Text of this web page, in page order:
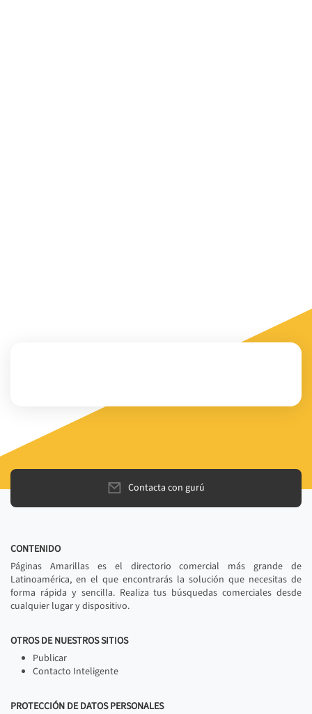
Contacta con gurú
CONTENIDO
Páginas Amarillas es el directorio comercial más grande de
Latinoamérica, en el que encontrarás la solución que necesitas de
forma rápida y sencilla. Realiza tus búsquedas comerciales desde
cualquier lugar y dispositivo.
OTROS DE NUESTROS SITIOS
Publicar
Contacto Inteligente
PROTECCIÓN DE DATOS PERSONALES